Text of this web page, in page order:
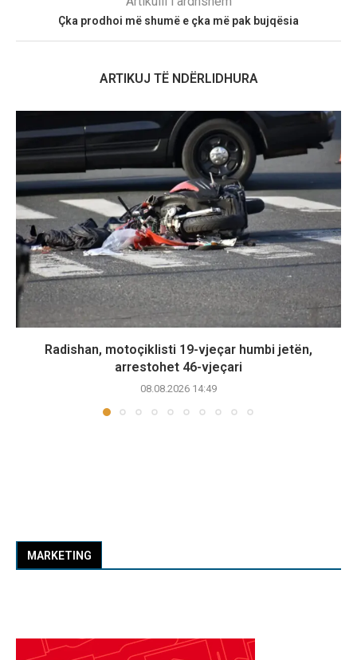
Çka prodhoi më shumë e çka më pak bujqësia
ARTIKUJ TË NDËRLIDHURA
Radishan, motoçiklisti 19-vjeçar humbi jetën,
arrestohet 46-vjeçari
08.08.2026 14:49
MARKETING